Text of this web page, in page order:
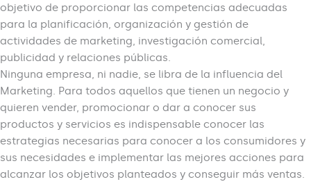
objetivo de proporcionar las competencias adecuadas
para la planificación, organización y gestión de
actividades de marketing, investigación comercial,
publicidad y relaciones públicas.
Ninguna empresa, ni nadie, se libra de la influencia del
Marketing. Para todos aquellos que tienen un negocio y
quieren vender, promocionar o dar a conocer sus
productos y servicios es indispensable conocer las
estrategias necesarias para conocer a los consumidores y
sus necesidades e implementar las mejores acciones para
alcanzar los objetivos planteados y conseguir más ventas.